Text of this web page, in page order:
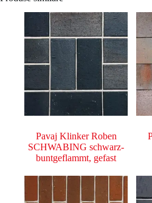
Pavaj Klinker Roben
SCHWABING schwarz-
buntgeflammt, gefast